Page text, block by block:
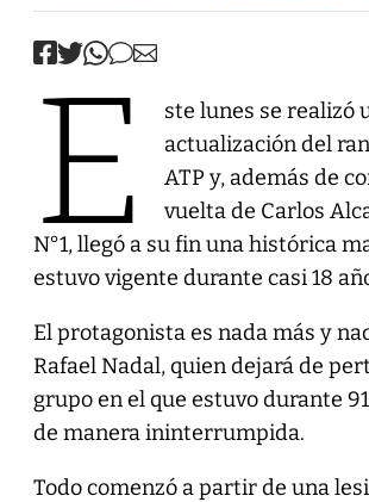
E
ste lunes se realizó
actualización del
ATP y, además de
vuelta de Carlos
N°1, llegó a su fin una histórica
estuvo vigente durante casi 18
El protagonista es nada más y
Rafael Nadal, quien dejará de
grupo en el que estuvo durante
de manera ininterrumpida.
Todo comenzó a partir de una